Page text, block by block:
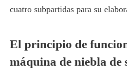
cuatro subpartidas para su
El principio de
máquina de niebla de